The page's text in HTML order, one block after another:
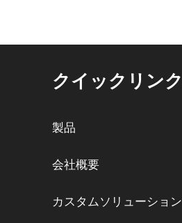
クイックリンク
製品
会社概要
カスタムソリューション